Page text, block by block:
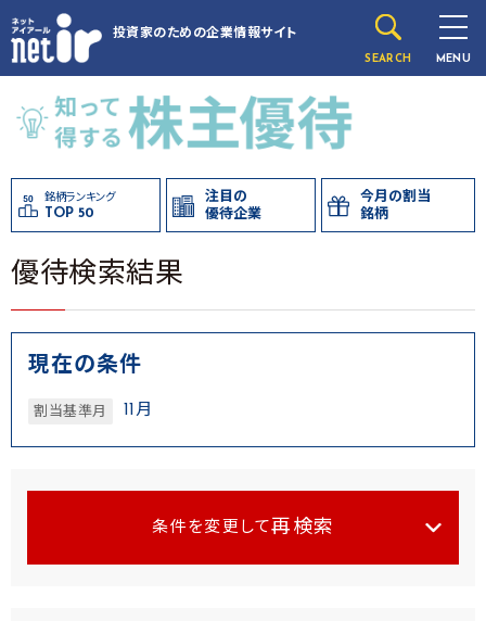
投資家のための企業情報サイト
SEARCH MENU
銘柄ランキング
TOP 50
注目の
優待企業
今月の割当
銘柄
優待検索結果
現在の条件
割当基準月 11月
条件を変更して 再検索